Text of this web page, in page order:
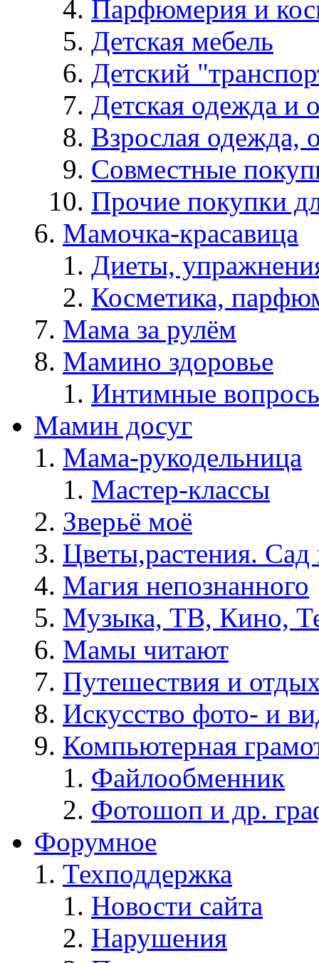
Парфюмерия и
Детская мебель
Детский
Детская одежда и
Взрослая одежда,
Совместные
Прочие покупки
Мамочка-красавица
Диеты,
Косметика,
Мама за рулём
Мамино здоровье
Интимные
Мамин досуг
Мама-рукодельница
Мастер-классы
Зверьё моё
Цветы,растения. Сад
Магия непознанного
Музыка, ТВ, Кино,
Мамы читают
Путешествия и
Искусство фото- и
Компьютерная
Файлообменник
Фотошоп и др.
Форумное
Техподдержка
Новости сайта
Нарушения